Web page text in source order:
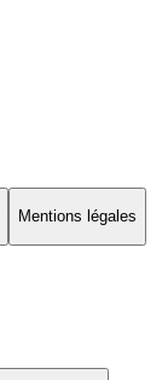
Mentions légales